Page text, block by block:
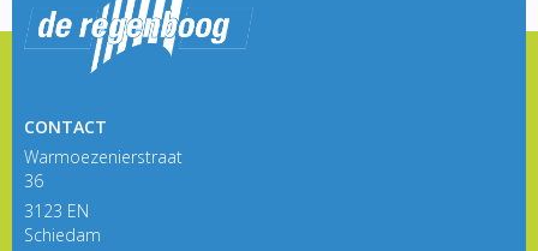
CONTACT
Warmoezenierstraat
36
3123 EN
Schiedam